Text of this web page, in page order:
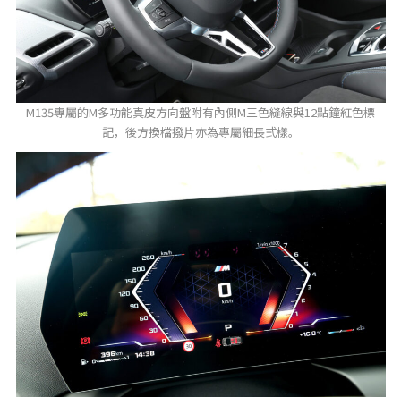
M135專屬的M多功能真皮方向盤附有內側M三色縫線與12點鐘紅色標
記，後方換檔撥片亦為專屬細長式樣。